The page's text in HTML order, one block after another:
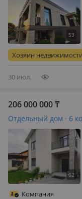
Хозяин недвижимости
30 июл.
206 000 000₸
Отдельный дом · 6
Компания